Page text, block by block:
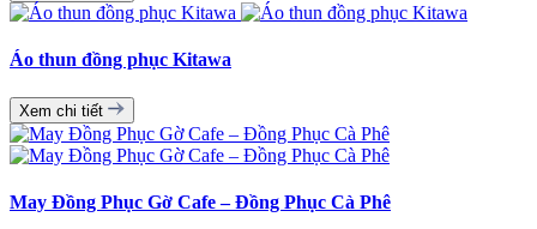
Áo thun đồng phục Kitawa
Xem chi tiết
May Đồng Phục Gờ Cafe – Đồng Phục Cà Phê